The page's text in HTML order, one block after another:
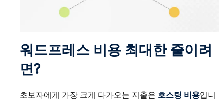
워드프레스 비용 최대한 줄이려
면?
초보자에게 가장 크게 다가오는 지출은 호스팅 비용입니